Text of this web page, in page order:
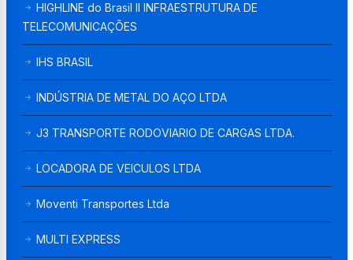
HIGHLINE do Brasil II INFRAESTRUTURA DE
TELECOMUNICAÇÕES
IHS BRASIL
INDÚSTRIA DE METAL DO AÇO LTDA
J3 TRANSPORTE RODOVIARIO DE CARGAS LTDA.
LOCADORA DE VEICULOS LTDA
Moventi Transportes Ltda
MULTI EXPRESS